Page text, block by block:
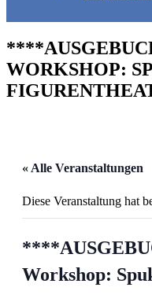
WORKSHOP:
« Alle Veranstaltungen
Diese Veranstaltung hat
Workshop: